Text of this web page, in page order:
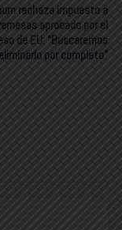
rechaza impuesto a
aprobado por el
de EU: “Buscaremos
eliminarlo por completo”